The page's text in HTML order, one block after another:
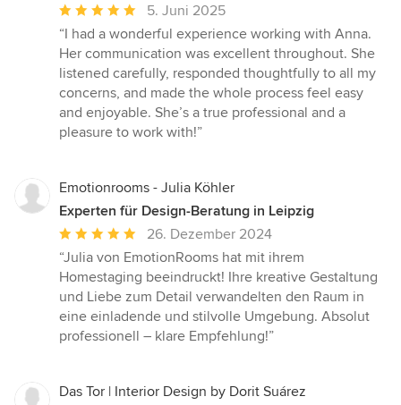
Durchschnittliche
Bewertung:
5
von
5
Sternen
5. Juni 2025
“I had a wonderful experience working with Anna.
Her communication was excellent throughout. She
listened carefully, responded thoughtfully to all my
concerns, and made the whole process feel easy
and enjoyable. She’s a true professional and a
pleasure to work with!”
Emotionrooms - Julia Köhler
Experten für Design-Beratung in Leipzig
Durchschnittliche
Bewertung:
5
von
5
Sternen
26. Dezember 2024
“Julia von EmotionRooms hat mit ihrem
Homestaging beeindruckt! Ihre kreative Gestaltung
und Liebe zum Detail verwandelten den Raum in
eine einladende und stilvolle Umgebung. Absolut
professionell – klare Empfehlung!”
Das Tor | Interior Design by Dorit Suárez